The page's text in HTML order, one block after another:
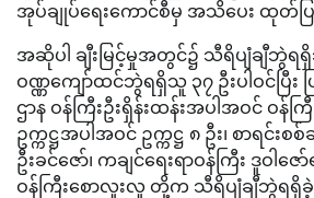
အုပ်ချုပ်ရေးကောင်စီမှ အသိပေး ထုတ်ပ
အဆိုပါ ချီးမြင့်မှုအတွင်၌ သီရိပျံချီဘွဲရရှိ
ဝဏ္ဏကျော်ထင်ဘွဲရရှိသူ ၃၇ ဦးပါဝင်ပြီ
ဌာန ဝန်ကြီးဦးရှိန်းထန်းအပါအဝင် ဝန်ကြီ
ဥက္ကဋ္ဌအပါအဝင် ဥက္ကဋ္ဌ ၈ ဦး၊ စာရင်းစ
ဦးခင်ဇော်၊ ကချင်ရေးရာဝန်ကြီး ဒူဝါဇေ
ဝန်ကြီးစောလူးလူ တို့က သီရိပျံချီဘွဲရရှိခဲ့